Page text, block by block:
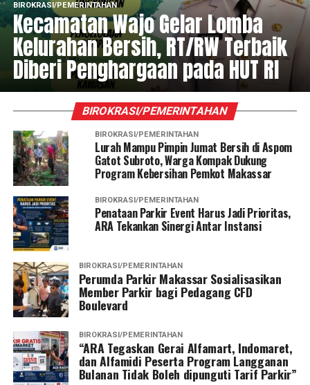
BIROKRASI/PEMERINTAHAN
Kecamatan Wajo Gelar Lomba
Kelurahan Bersih, RT/RW Terbaik
Diberi Penghargaan pada HUT RI
BIROKRASI/PEMERINTAHAN
BIROKRASI/PEMERINTAHAN
Lurah Mampu Pimpin Jumat Bersih di Aspom
Gatot Subroto, Warga Kompak Dukung
Program Kebersihan Pemkot Makassar
BIROKRASI/PEMERINTAHAN
Penataan Parkir Event Harus Jadi Prioritas,
ARA Tekankan Sinergi Antar Instansi
BIROKRASI/PEMERINTAHAN
Perumda Parkir Makassar Sosialisasikan
Member Parkir bagi Pedagang CFD
Boulevard
BIROKRASI/PEMERINTAHAN
“ARA Tegaskan Gerai Alfamart, Indomaret,
dan Alfamidi Peserta Program Langganan
Bulanan Tidak Boleh dipunguti Tarif Parkir”